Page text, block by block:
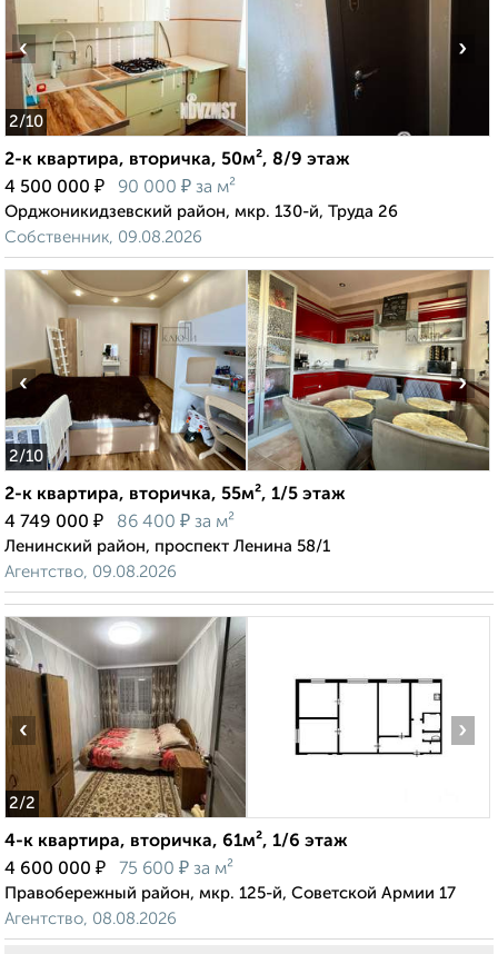
2/10
‹ ›
2-к квартира, вторичка, 50м², 8/9 этаж
4 500 000 ₽ 90 000 ₽ за м²
Орджоникидзевский район, мкр. 130-й, Труда 26
Собственник, 09.08.2026
2/10
‹ ›
2-к квартира, вторичка, 55м², 1/5 этаж
4 749 000 ₽ 86 400 ₽ за м²
Ленинский район, проспект Ленина 58/1
Агентство, 09.08.2026
2/2
‹ ›
4-к квартира, вторичка, 61м², 1/6 этаж
4 600 000 ₽ 75 600 ₽ за м²
Правобережный район, мкр. 125-й, Советской Армии 17
Агентство, 08.08.2026